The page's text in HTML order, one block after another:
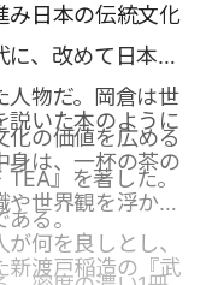
み日本の伝統文化
、改めて日本の
人物だ。岡倉は世
化の価値を広める
』を著した。
ある。
説いた本のように
身は、一杯の茶の
世界観を浮かび
何を良しとし、
新渡戸稲造の『武